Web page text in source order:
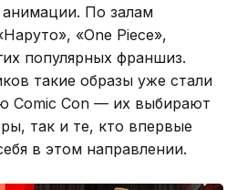
По залам
«One Piece»,
популярных франшиз.
такие образы уже стали
Comic Con — их выбирают
так и те, кто впервые
в этом направлении.